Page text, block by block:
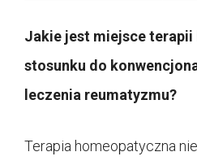
Jakie jest miejsce
stosunku do
leczenia reumatyzmu?
Terapia homeopatyczna